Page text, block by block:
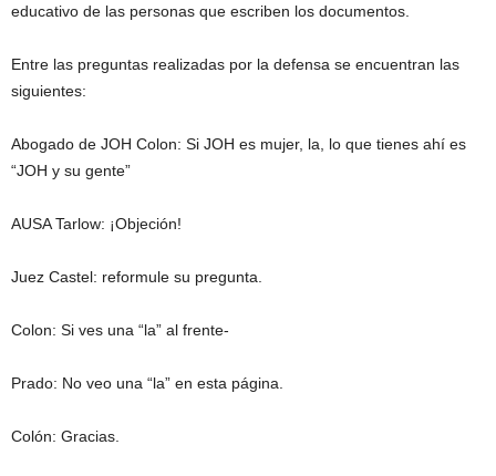
educativo de las personas que escriben los documentos.
Entre las preguntas realizadas por la defensa se encuentran las
siguientes:
Abogado de JOH Colon: Si JOH es mujer, la, lo que tienes ahí es
“JOH y su gente”
AUSA Tarlow: ¡Objeción!
Juez Castel: reformule su pregunta.
Colon: Si ves una “la” al frente-
Prado: No veo una “la” en esta página.
Colón: Gracias.